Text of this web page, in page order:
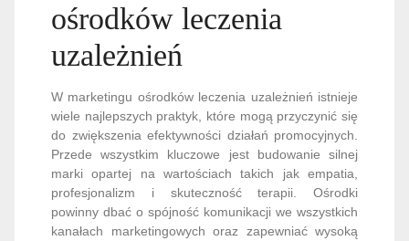
ośrodków leczenia
uzależnień
W marketingu ośrodków leczenia uzależnień istnieje
wiele najlepszych praktyk, które mogą przyczynić się
do zwiększenia efektywności działań promocyjnych.
Przede wszystkim kluczowe jest budowanie silnej
marki opartej na wartościach takich jak empatia,
profesjonalizm i skuteczność terapii. Ośrodki
powinny dbać o spójność komunikacji we wszystkich
kanałach marketingowych oraz zapewniać wysoką